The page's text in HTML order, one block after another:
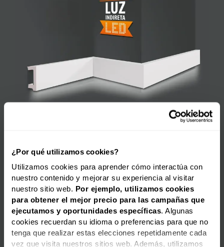
¿Por qué utilizamos cookies?
Utilizamos cookies para aprender cómo interactúa con
nuestro contenido y mejorar su experiencia al visitar
nuestro sitio web. Por ejemplo, utilizamos cookies
para obtener el mejor precio para las campañas que
ejecutamos y oportunidades específicas. Algunas
cookies recuerdan su idioma o preferencias para que no
tenga que realizar estas elecciones repetidamente cada
vez que visita nuestros sitios web. Además, utilizamos
6,36€